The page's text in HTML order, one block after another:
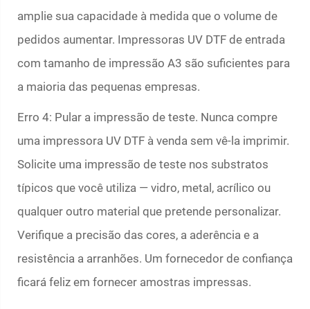
amplie sua capacidade à medida que o volume de
pedidos aumentar. Impressoras UV DTF de entrada
com tamanho de impressão A3 são suficientes para
a maioria das pequenas empresas.
Erro 4: Pular a impressão de teste. Nunca compre
uma impressora UV DTF à venda sem vê-la imprimir.
Solicite uma impressão de teste nos substratos
típicos que você utiliza — vidro, metal, acrílico ou
qualquer outro material que pretende personalizar.
Verifique a precisão das cores, a aderência e a
resistência a arranhões. Um fornecedor de confiança
ficará feliz em fornecer amostras impressas.